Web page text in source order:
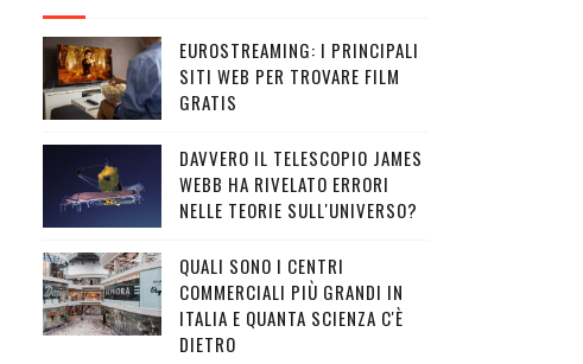
EUROSTREAMING: I PRINCIPALI
SITI WEB PER TROVARE FILM
GRATIS
DAVVERO IL TELESCOPIO JAMES
WEBB HA RIVELATO ERRORI
NELLE TEORIE SULL'UNIVERSO?
QUALI SONO I CENTRI
COMMERCIALI PIÙ GRANDI IN
ITALIA E QUANTA SCIENZA C'È
DIETRO